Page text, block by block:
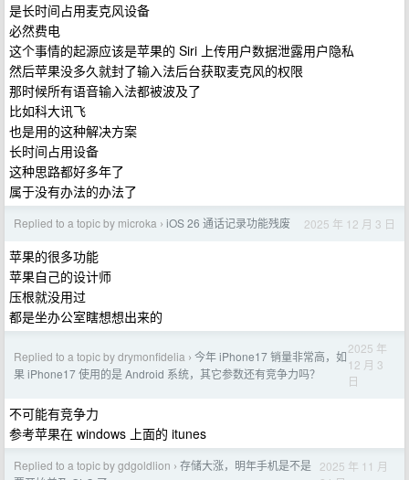
是长时间占用麦克风设备
必然费电
这个事情的起源应该是苹果的 Siri 上传用户数据泄露用户隐私
然后苹果没多久就封了输入法后台获取麦克风的权限
那时候所有语音输入法都被波及了
比如科大讯飞
也是用的这种解决方案
长时间占用设备
这种思路都好多年了
属于没有办法的办法了
Replied to a topic by microka › iOS 26 通话记录功能残废 2025 年 12 月 3 日
苹果的很多功能
苹果自己的设计师
压根就没用过
都是坐办公室瞎想想出来的
Replied to a topic by drymonfidelia › 今年 iPhone17 销量非常高，如
果 iPhone17 使用的是 Android 系统，其它参数还有竞争力吗？
2025 年
12 月 3
日
不可能有竞争力
参考苹果在 windows 上面的 itunes
Replied to a topic by gdgoldlion › 存储大涨，明年手机是不是 2025 年 11 月